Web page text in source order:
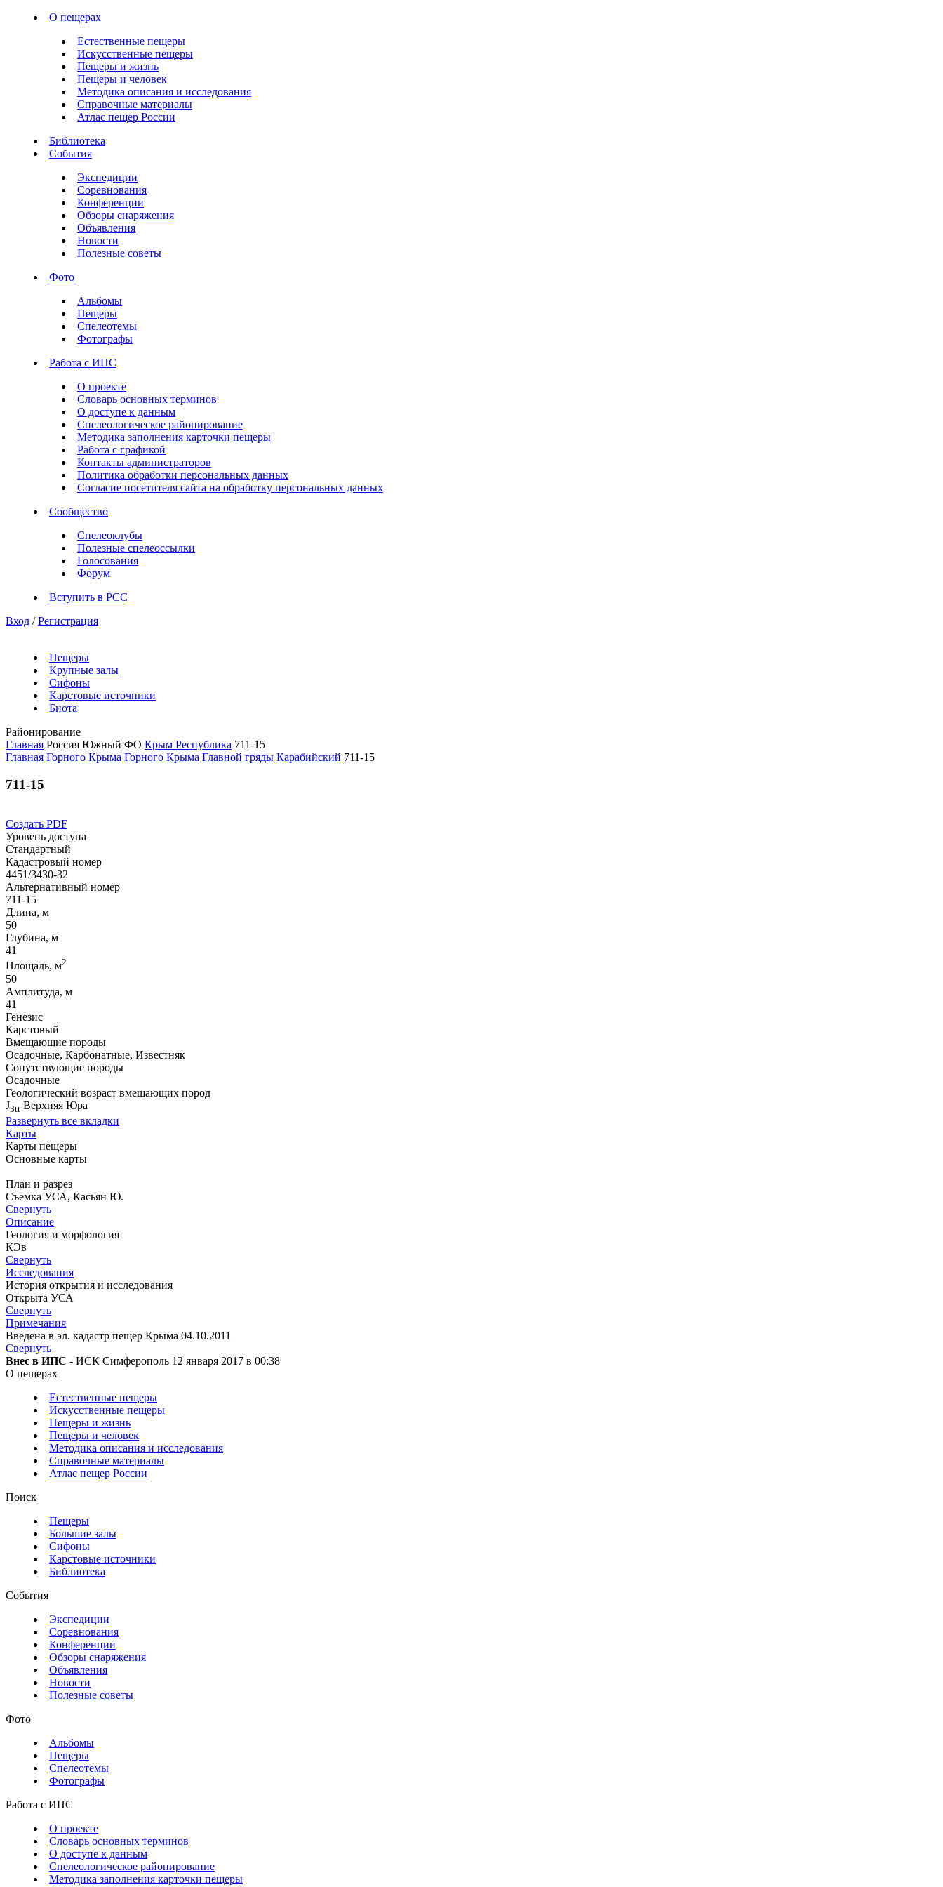
О пещерах
Естественные пещеры
Искусственные пещеры
Пещеры и жизнь
Пещеры и человек
Методика описания и исследования
Справочные материалы
Атлас пещер России
Библиотека
События
Экспедиции
Соревнования
Конференции
Обзоры снаряжения
Объявления
Новости
Полезные советы
Фото
Альбомы
Пещеры
Спелеотемы
Фотографы
Работа с ИПС
О проекте
Словарь основных терминов
О доступе к данным
Спелеологическое районирование
Методика заполнения карточки пещеры
Работа с графикой
Контакты администраторов
Политика обработки персональных данных
Согласие посетителя сайта на обработку персональных данных
Сообщество
Спелеоклубы
Полезные спелеоссылки
Голосования
Форум
Вступить в РСС
Вход / Регистрация
Пещеры
Крупные залы
Сифоны
Карстовые источники
Биота
Районирование
Главная Россия Южный ФО Крым Республика 711-15
Главная Горного Крыма Горного Крыма Главной гряды Карабийский 711-15
711-15
Создать PDF
Уровень доступа
Стандартный
Кадастровый номер
4451/3430-32
Альтернативный номер
711-15
Длина, м
50
Глубина, м
41
Площадь, м2
50
Амплитуда, м
41
Генезис
Карстовый
Вмещающие породы
Осадочные, Карбонатные, Известняк
Сопутствующие породы
Осадочные
Геологический возраст вмещающих пород
J3tt Верхняя Юра
Развернуть все вкладки
Карты
Карты пещеры
Основные карты
План и разрез
Съемка УСА, Касьян Ю.
Свернуть
Описание
Геология и морфология
КЭв
Свернуть
Исследования
История открытия и исследования
Открыта УСА
Свернуть
Примечания
Введена в эл. кадастр пещер Крыма 04.10.2011
Свернуть
Внес в ИПС - ИСК Симферополь 12 января 2017 в 00:38
О пещерах
Естественные пещеры
Искусственные пещеры
Пещеры и жизнь
Пещеры и человек
Методика описания и исследования
Справочные материалы
Атлас пещер России
Поиск
Пещеры
Большие залы
Сифоны
Карстовые источники
Библиотека
События
Экспедиции
Соревнования
Конференции
Обзоры снаряжения
Объявления
Новости
Полезные советы
Фото
Альбомы
Пещеры
Спелеотемы
Фотографы
Работа с ИПС
О проекте
Словарь основных терминов
О доступе к данным
Спелеологическое районирование
Методика заполнения карточки пещеры